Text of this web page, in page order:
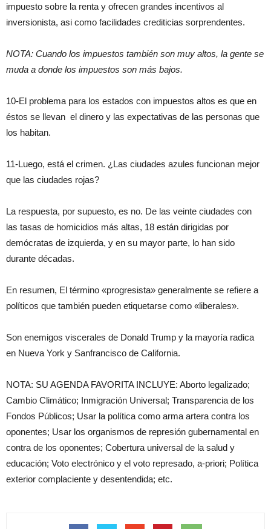
impuesto sobre la renta y ofrecen grandes incentivos al
inversionista, asi como facilidades crediticias sorprendentes.
NOTA: Cuando los impuestos también son muy altos, la gente se
muda a donde los impuestos son más bajos.
10-El problema para los estados con impuestos altos es que en
éstos se llevan el dinero y las expectativas de las personas que
los habitan.
11-Luego, está el crimen. ¿Las ciudades azules funcionan mejor
que las ciudades rojas?
La respuesta, por supuesto, es no. De las veinte ciudades con
las tasas de homicidios más altas, 18 están dirigidas por
demócratas de izquierda, y en su mayor parte, lo han sido
durante décadas.
En resumen, El término «progresista» generalmente se refiere a
políticos que también pueden etiquetarse como «liberales».
Son enemigos viscerales de Donald Trump y la mayoría radica
en Nueva York y Sanfrancisco de California.
NOTA: SU AGENDA FAVORITA INCLUYE: Aborto legalizado;
Cambio Climático; Inmigración Universal; Transparencia de los
Fondos Públicos; Usar la política como arma artera contra los
oponentes; Usar los organismos de represión gubernamental en
contra de los oponentes; Cobertura universal de la salud y
educación; Voto electrónico y el voto represado, a-priori; Política
exterior complaciente y desentendida; etc.